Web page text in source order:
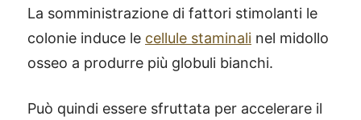
La somministrazione di fattori stimolanti le
colonie induce le cellule staminali nel midollo
osseo a produrre più globuli bianchi.
Può quindi essere sfruttata per accelerare il